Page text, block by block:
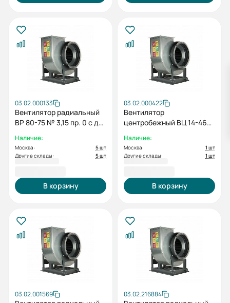
03.02.000133
Вентилятор радиальный
ВР 80-75 № 3,15 пр. 0 с дв.
Наличие:
Москва:
5 шт
Другие склады:
5 шт
В корзину
03.02.000422
Вентилятор
центробежный ВЦ 14-46
1.5/1500
Наличие:
Москва:
1 шт
Другие склады:
1 шт
В корзину
03.02.001569 03.02.216884